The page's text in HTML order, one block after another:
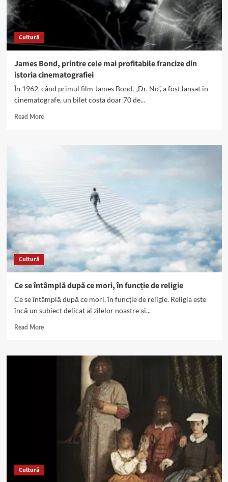
Cultură
James Bond, printre cele mai profitabile francize din
istoria cinematografiei
În 1962, când primul film James Bond, „Dr. No”, a fost lansat în
cinematografe, un bilet costa doar 70 de...
Read MoreRead
profitabile
francize
cinematografiei
Cultură
Ce se întâmplă după ce mori, în funcție de religie
Ce se întâmplă după ce mori, în funcție de religie. Religia este
încă un subiect delicat al zilelor noastre și...
Read MoreRead
Ce
Cultură